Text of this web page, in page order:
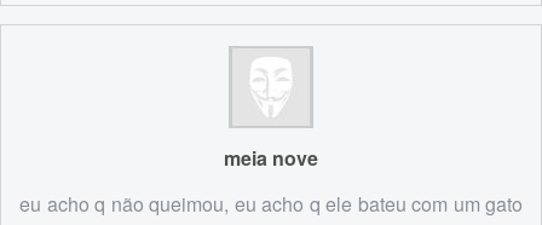
meia nove
eu acho q não queimou, eu acho q ele bateu com um gato